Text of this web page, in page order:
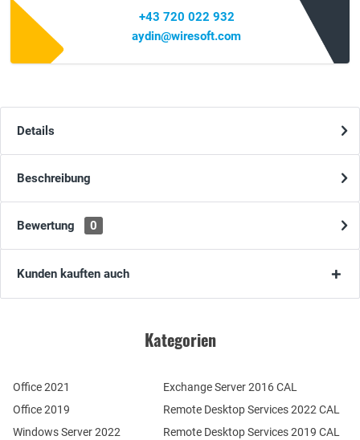
+43 720 022 932
aydin@wiresoft.com
Details
Beschreibung
Bewertung 0
Kunden kauften auch
Kategorien
Office 2021
Office 2019
Windows Server 2022
Remote Desktop Services 2022 CAL
Remote Desktop Services 2019 CAL
Exchange Server 2016 CAL